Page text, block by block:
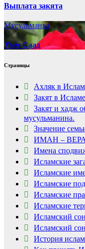
Выплата закята
Мусульманка
Умм Саад
Страницы
Ахляк в
Закят в
Закят и хадж
мусульманина.
Значение
ИМАН –
Имена
Исламские
Исламские
Исламские
Исламские
Исламские
Исламский
Исламский
История